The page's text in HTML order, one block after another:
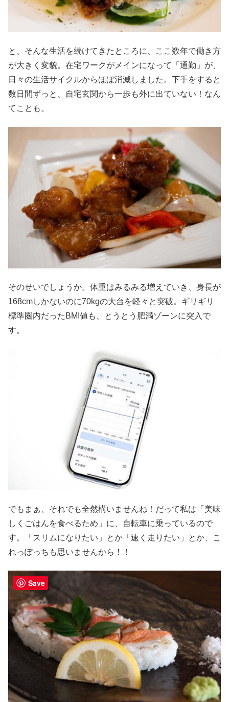
と、そんな生活を続けてきたところに、ここ数年で働き方
が大きく変貌。在宅ワークがメインになって「通勤」が、
日々の生活サイクルからほぼ消滅しました。下手をすると
数日間ずっと、自宅玄関から一歩も外に出ていない！なん
てことも。
そのせいでしょうか。体重はみるみる増えていき、身長が
168cmしかないのに70kgの大台を軽々と突破。ギリギリ
標準圏内だったBMI値も、とうとう肥満ゾーンに突入で
す。
でもまぁ、それでも全然構いませんね！だって私は「美味
しくごはんを食べるため」に、自転車に乗っているので
す。「スリムになりたい」とか「速く走りたい」とか、こ
れっぽっちも思いませんから！！
Save